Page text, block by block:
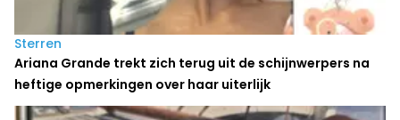
Sterren
Ariana Grande trekt zich terug uit de schijnwerpers na
heftige opmerkingen over haar uiterlijk